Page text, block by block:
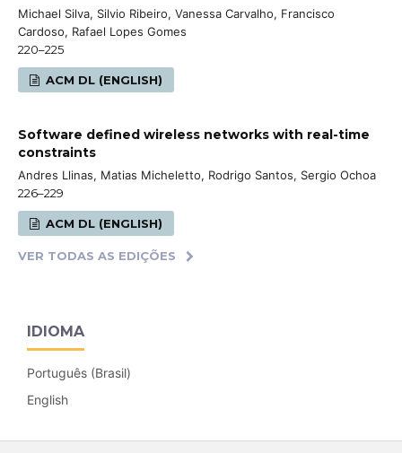
Michael Silva, Silvio Ribeiro, Vanessa Carvalho, Francisco
Cardoso, Rafael Lopes Gomes
220–225
ACM DL (ENGLISH)
Software defined wireless networks with real-time
constraints
Andres Llinas, Matias Micheletto, Rodrigo Santos, Sergio Ochoa
226–229
ACM DL (ENGLISH)
VER TODAS AS EDIÇÕES
IDIOMA
Português (Brasil)
English